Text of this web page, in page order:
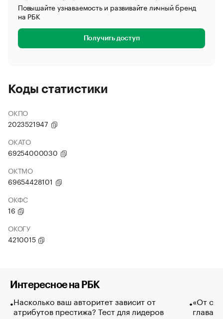
Повышайте узнаваемость и развивайте личный бренд
на РБК
Получить доступ
Коды статистики
ОКПО
2023521947
ОКАТО
69254000030
ОКТМО
69654428101
ОКФС
16
ОКОГУ
4210015
Интересное на РБК
Насколько ваш авторитет зависит от
атрибутов престижа? Тест для лидеров
«От
глава